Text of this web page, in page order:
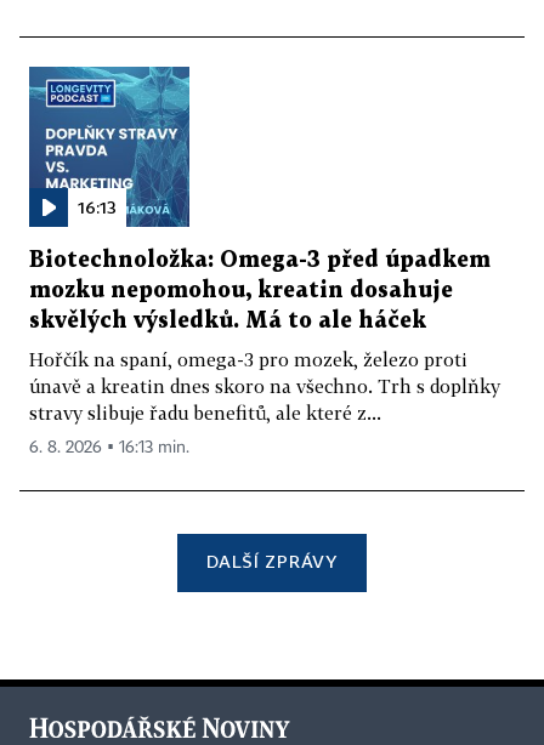
16:13
Biotechnoložka: Omega-3 před úpadkem
mozku nepomohou, kreatin dosahuje
skvělých výsledků. Má to ale háček
Hořčík na spaní, omega-3 pro mozek, železo proti
únavě a kreatin dnes skoro na všechno. Trh s doplňky
stravy slibuje řadu benefitů, ale které z...
6. 8. 2026 ▪ 16:13 min.
DALŠÍ ZPRÁVY